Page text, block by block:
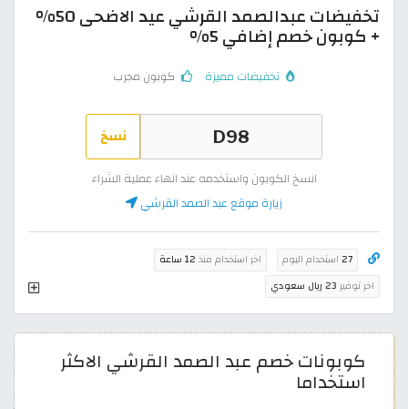
تخفيضات عبدالصمد القرشي عيد الاضحى 50%
+ كوبون خصم إضافي 5%
تخفيضات مميزة كوبون مجرب
نسخ
انسخ الكوبون واستخدمه عند انهاء عملية الشراء
زيارة موقع عبد الصمد القرشي
27 استخدام اليوم اخر استخدام منذ 12 ساعة
اخر توفير 23 ريال سعودي
كوبونات خصم عبد الصمد القرشي الاكثر
استخداما